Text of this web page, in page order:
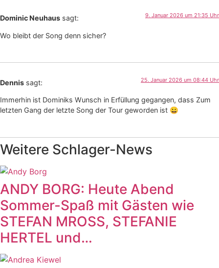
Dominic Neuhaus sagt: 9. Januar 2026 um 21:35 Uhr
Wo bleibt der Song denn sicher?
Dennis sagt: 25. Januar 2026 um 08:44 Uhr
Immerhin ist Dominiks Wunsch in Erfüllung gegangen, dass Zum
letzten Gang der letzte Song der Tour geworden ist 😀
Weitere Schlager-News
ANDY BORG: Heute Abend
Sommer-Spaß mit Gästen wie
STEFAN MROSS, STEFANIE
HERTEL und…